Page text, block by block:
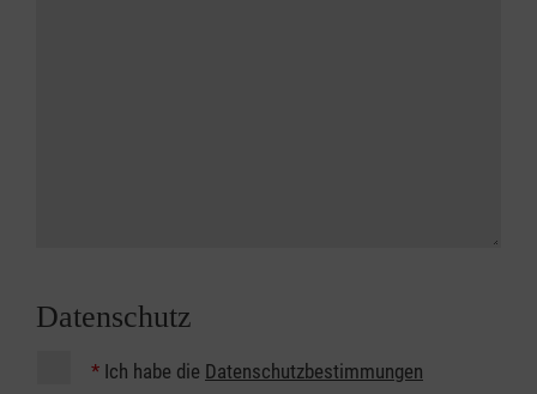
Datenschutz
* Ich habe die Datenschutzbestimmungen